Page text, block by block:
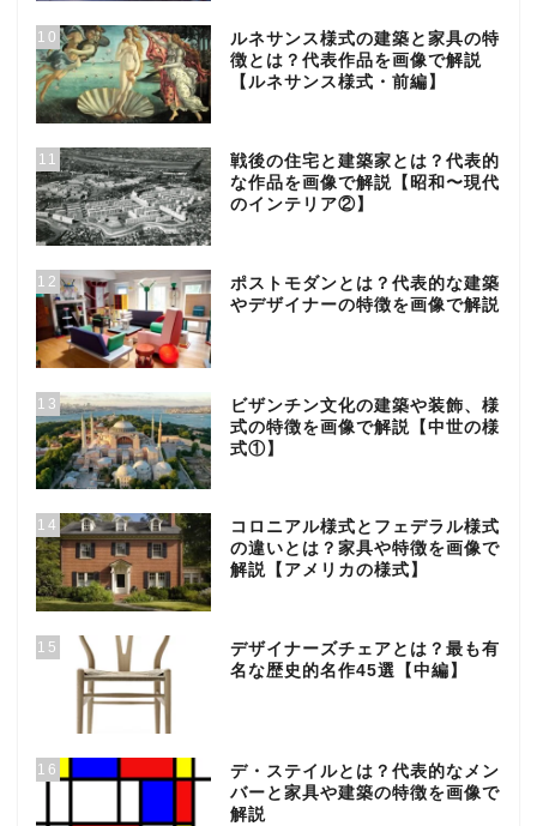
10
ルネサンス様式の建築と家具の特
徴とは？代表作品を画像で解説
【ルネサンス様式・前編】
11
戦後の住宅と建築家とは？代表的
な作品を画像で解説【昭和〜現代
のインテリア②】
12
ポストモダンとは？代表的な建築
やデザイナーの特徴を画像で解説
13
ビザンチン文化の建築や装飾、様
式の特徴を画像で解説【中世の様
式①】
14
コロニアル様式とフェデラル様式
の違いとは？家具や特徴を画像で
解説【アメリカの様式】
15
デザイナーズチェアとは？最も有
名な歴史的名作45選【中編】
16
デ・ステイルとは？代表的なメン
バーと家具や建築の特徴を画像で
解説